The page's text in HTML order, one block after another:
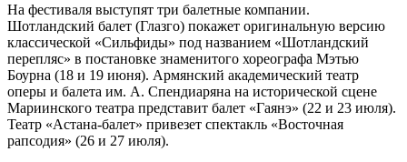
На фестиваля выступят три балетные компании.
Шотландский балет (Глазго) покажет оригинальную версию
классической «Сильфиды» под названием «Шотландский
перепляс» в постановке знаменитого хореографа Мэтью
Боурна (18 и 19 июня). Армянский академический театр
оперы и балета им. А. Спендиаряна на исторической сцене
Мариинского театра представит балет «Гаянэ» (22 и 23 июля).
Театр «Астана-балет» привезет спектакль «Восточная
рапсодия» (26 и 27 июля).